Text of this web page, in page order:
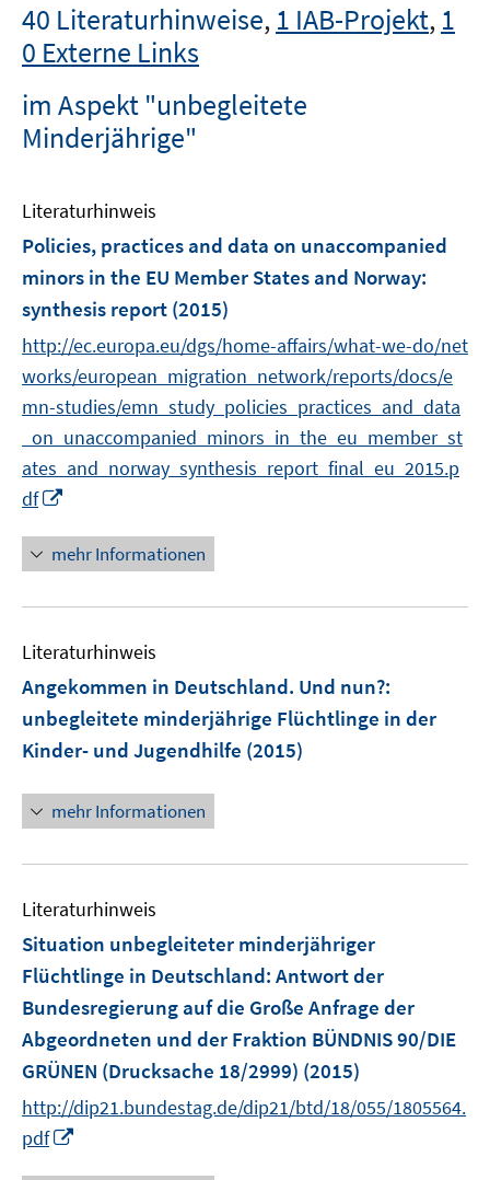
40 Literaturhinweise, 1 IAB-Projekt, 1
0 Externe Links
im Aspekt "unbegleitete
Minderjährige"
Literaturhinweis
Policies, practices and data on unaccompanied
minors in the EU Member States and Norway:
synthesis report (2015)
http://ec.europa.eu/dgs/home-affairs/what-we-do/net
works/european_migration_network/reports/docs/e
mn-studies/emn_study_policies_practices_and_data
_on_unaccompanied_minors_in_the_eu_member_st
ates_and_norway_synthesis_report_final_eu_2015.p
df
n
e
u
m
F
n
s
e
r
ö
f
n
e
n
mehr Informationen
Literaturhinweis
Angekommen in Deutschland. Und nun?:
unbegleitete minderjährige Flüchtlinge in der
Kinder- und Jugendhilfe (2015)
mehr Informationen
Literaturhinweis
Situation unbegleiteter minderjähriger
Flüchtlinge in Deutschland: Antwort der
Bundesregierung auf die Große Anfrage der
Abgeordneten und der Fraktion BÜNDNIS 90/DIE
GRÜNEN (Drucksache 18/2999) (2015)
http://dip21.bundestag.de/dip21/btd/18/055/1805564.
pdf